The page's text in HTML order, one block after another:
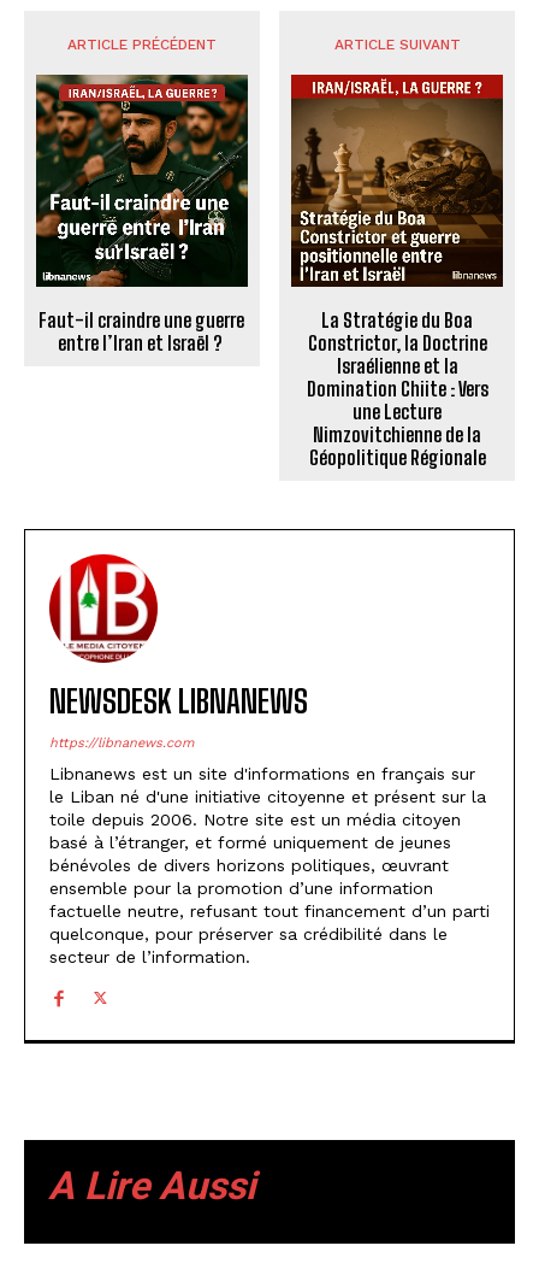
ARTICLE PRÉCÉDENT
Faut-il craindre une guerre
entre l’Iran et Israël ?
ARTICLE SUIVANT
La Stratégie du Boa
Constrictor, la Doctrine
Israélienne et la
Domination Chiite : Vers
une Lecture
Nimzovitchienne de la
Géopolitique Régionale
NEWSDESK LIBNANEWS
https://libnanews.com
Libnanews est un site d'informations en français sur
le Liban né d'une initiative citoyenne et présent sur la
toile depuis 2006. Notre site est un média citoyen
basé à l’étranger, et formé uniquement de jeunes
bénévoles de divers horizons politiques, œuvrant
ensemble pour la promotion d’une information
factuelle neutre, refusant tout financement d’un parti
quelconque, pour préserver sa crédibilité dans le
secteur de l’information.
A Lire Aussi